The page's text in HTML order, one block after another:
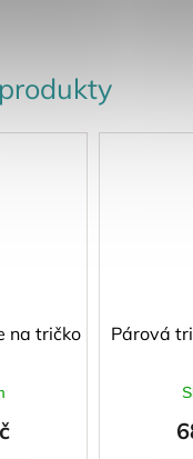
na tričko Párová